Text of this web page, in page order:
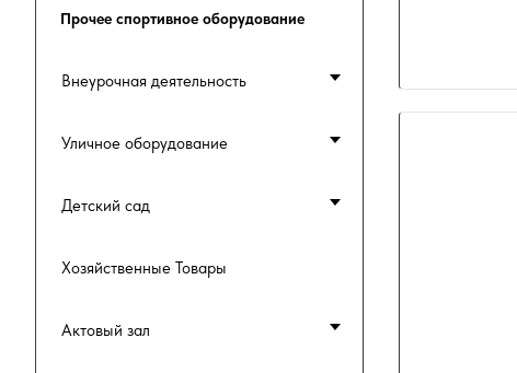
Прочее спортивное оборудование
Внеурочная деятельность
Уличное оборудование
Детский сад
Хозяйственные Товары
Актовый зал